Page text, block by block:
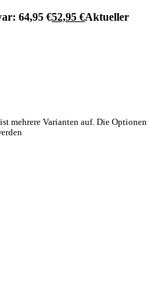
64,95 €52,95 €Aktueller
mehrere Varianten auf. Die Optionen